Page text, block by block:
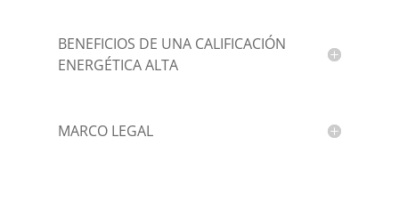
BENEFICIOS DE UNA CALIFICACIÓN
ENERGÉTICA ALTA
MARCO LEGAL